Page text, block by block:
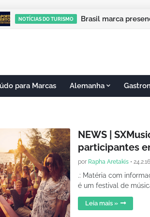
NOTÍCIAS DO TURISMO Brasil marca
para Marcas Alemanha
NEWS |
participantes
por Rapha Aretakis • 24.2.16
.: Matéria com
é um festival de
Leia mais »